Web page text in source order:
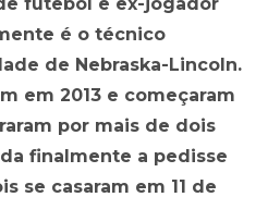
é o técnico
de Nebraska-Lincoln.
em 2013 e começaram
por mais de dois
finalmente a pedisse
se casaram em 11 de